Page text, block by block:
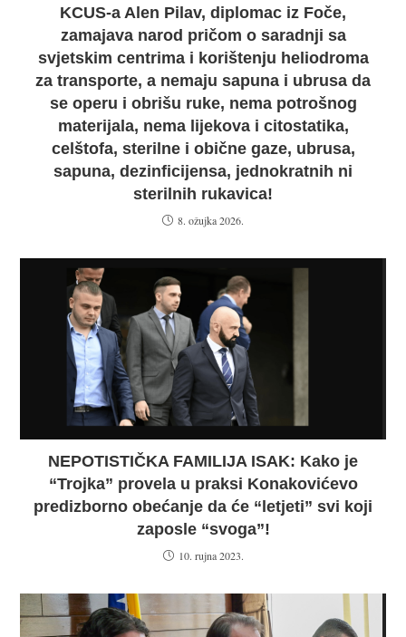
KCUS-a Alen Pilav, diplomac iz Foče,
zamajava narod pričom o saradnji sa
svjetskim centrima i korištenju heliodroma
za transporte, a nemaju sapuna i ubrusa da
se operu i obrišu ruke, nema potrošnog
materijala, nema lijekova i citostatika,
celštofa, sterilne i obične gaze, ubrusa,
sapuna, dezinficijensa, jednokratnih ni
sterilnih rukavica!
8. ožujka 2026.
NEPOTISTIČKA FAMILIJA ISAK: Kako je
“Trojka” provela u praksi Konakovićevo
predizborno obećanje da će “letjeti” svi koji
zaposle “svoga”!
10. rujna 2023.